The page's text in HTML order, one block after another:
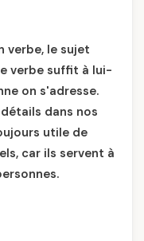
verbe, le sujet
verbe suffit à lui-
on s'adresse.
dans nos
utile de
car ils servent à